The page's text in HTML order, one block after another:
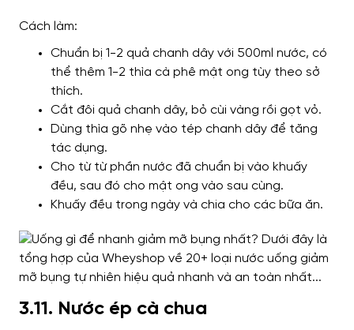
Cách làm:
Chuẩn bị 1-2 quả chanh dây với 500ml nước, có
thể thêm 1-2 thìa cà phê mật ong tùy theo sở
thích.
Cắt đôi quả chanh dây, bỏ cùi vàng rồi gọt vỏ.
Dùng thìa gõ nhẹ vào tép chanh dây để tăng
tác dụng.
Cho từ từ phần nước đã chuẩn bị vào khuấy
đều, sau đó cho mật ong vào sau cùng.
Khuấy đều trong ngày và chia cho các bữa ăn.
3.11. Nước ép cà chua